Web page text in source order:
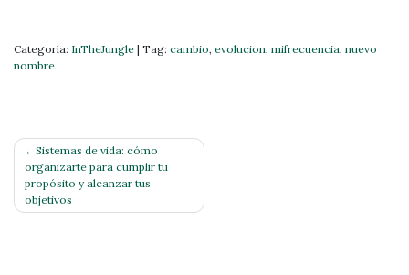
Categoría: InTheJungle | Tag: cambio, evolucion, mifrecuencia, nuevo
nombre
Navegación
de
entradas
Sistemas de vida: cómo
organizarte para cumplir tu
propósito y alcanzar tus
objetivos